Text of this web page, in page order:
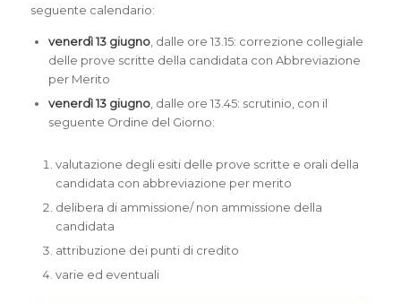
seguente calendario:
venerdì 13 giugno, dalle ore 13.15: correzione collegiale
delle prove scritte della candidata con Abbreviazione
per Merito
venerdì 13 giugno, dalle ore 13.45: scrutinio, con il
seguente Ordine del Giorno:
valutazione degli esiti delle prove scritte e orali della
candidata con abbreviazione per merito
delibera di ammissione/ non ammissione della
candidata
attribuzione dei punti di credito
varie ed eventuali